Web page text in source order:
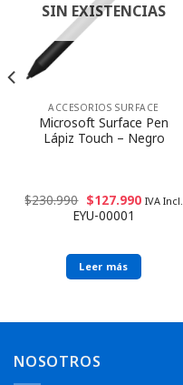
SIN EXISTENCIAS
ACCESORIOS SURFACE
Microsoft Surface Pen
Lápiz Touch – Negro
$230.990 $127.990 IVA Incl.
EYU-00001
Leer más
NOSOTROS